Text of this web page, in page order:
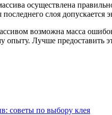
осуществлена
слоя допускается
возможна масса
опыту. Лучше предоставить
советы по выбору клея